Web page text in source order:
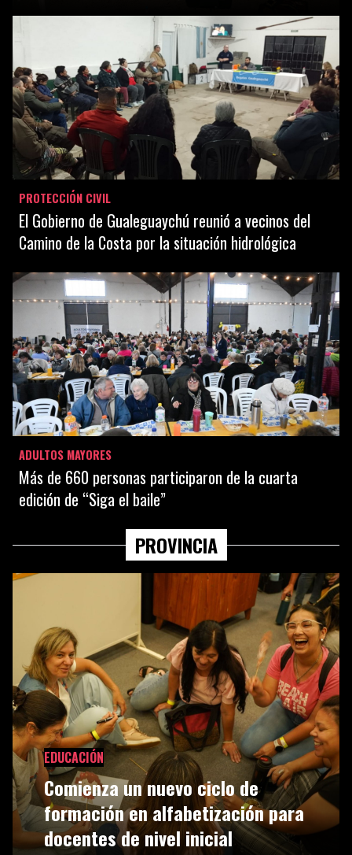
PROTECCIÓN CIVIL
El Gobierno de Gualeguaychú reunió a vecinos del
Camino de la Costa por la situación hidrológica
ADULTOS MAYORES
Más de 660 personas participaron de la cuarta
edición de “Siga el baile”
PROVINCIA
EDUCACIÓN
Comienza un nuevo ciclo de
formación en alfabetización para
docentes de nivel inicial